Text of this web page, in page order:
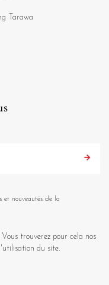
Tarawa
et nouveautés de la
trouverez pour cela nos
du site.